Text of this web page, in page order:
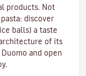
products. Not
discover
balls) a taste
of its
and open